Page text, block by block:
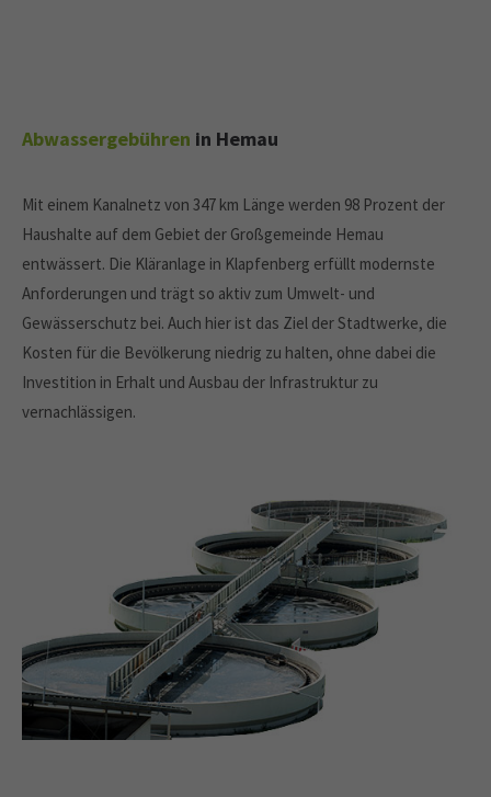
Abwassergebühren in Hemau
Mit einem Kanalnetz von 347 km Länge werden 98 Prozent der
Haushalte auf dem Gebiet der Großgemeinde Hemau
entwässert. Die Kläranlage in Klapfenberg erfüllt modernste
Anforderungen und trägt so aktiv zum Umwelt- und
Gewässerschutz bei. Auch hier ist das Ziel der Stadtwerke, die
Kosten für die Bevölkerung niedrig zu halten, ohne dabei die
Investition in Erhalt und Ausbau der Infrastruktur zu
vernachlässigen.